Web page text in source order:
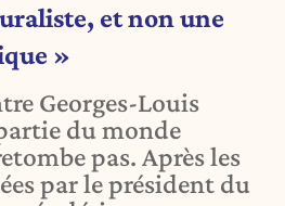
et non une
»
Georges-Louis
du monde
pas. Après les
par le président du